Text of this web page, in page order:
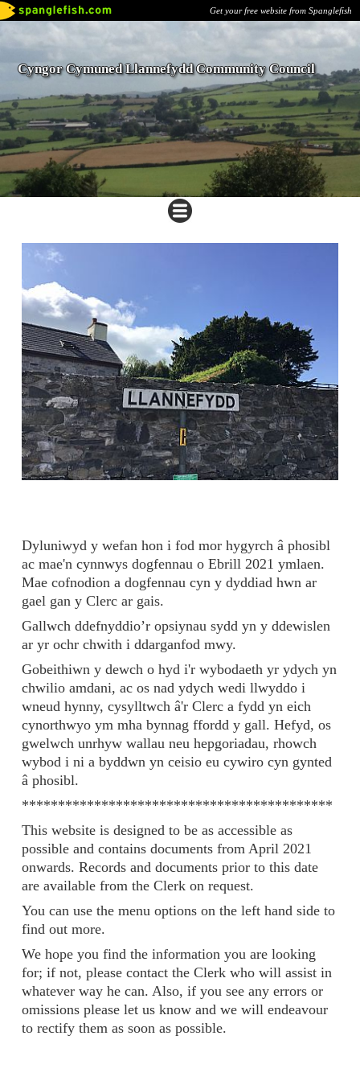
Get your free website from Spanglefish
Cyngor Cymuned Llannefydd Community Council
Dyluniwyd y wefan hon i fod mor hygyrch â phosibl
ac mae'n cynnwys dogfennau o Ebrill 2021 ymlaen.
Mae cofnodion a dogfennau cyn y dyddiad hwn ar
gael gan y Clerc ar gais.
Gallwch ddefnyddio’r opsiynau sydd yn y ddewislen
ar yr ochr chwith i ddarganfod mwy.
Gobeithiwn y dewch o hyd i'r wybodaeth yr ydych yn
chwilio amdani, ac os nad ydych wedi llwyddo i
wneud hynny, cysylltwch â'r Clerc a fydd yn eich
cynorthwyo ym mha bynnag ffordd y gall. Hefyd, os
gwelwch unrhyw wallau neu hepgoriadau, rhowch
wybod i ni a byddwn yn ceisio eu cywiro cyn gynted
â phosibl.
*******************************************
This website is designed to be as accessible as
possible and contains documents from April 2021
onwards. Records and documents prior to this date
are available from the Clerk on request.
You can use the menu options on the left hand side to
find out more.
We hope you find the information you are looking
for; if not, please contact the Clerk who will assist in
whatever way he can. Also, if you see any errors or
omissions please let us know and we will endeavour
to rectify them as soon as possible.